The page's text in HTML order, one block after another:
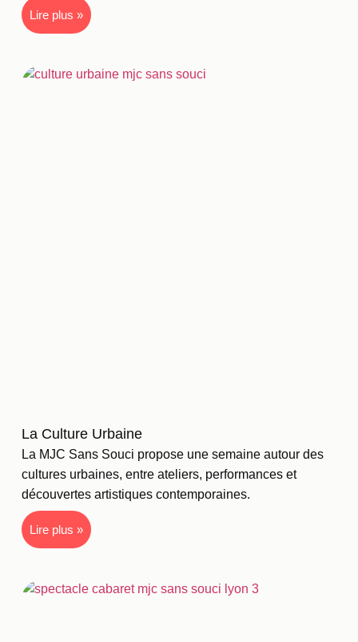
Lire plus »
La Culture Urbaine
La MJC Sans Souci propose une semaine autour des
cultures urbaines, entre ateliers, performances et
découvertes artistiques contemporaines.
Lire plus »